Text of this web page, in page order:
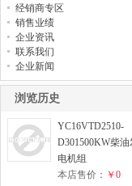
经销商专区
销售业绩
企业资讯
联系我们
企业新闻
浏览历史
YC16VTD2510-
D301500KW柴油
电机组
本店售价： ￥0